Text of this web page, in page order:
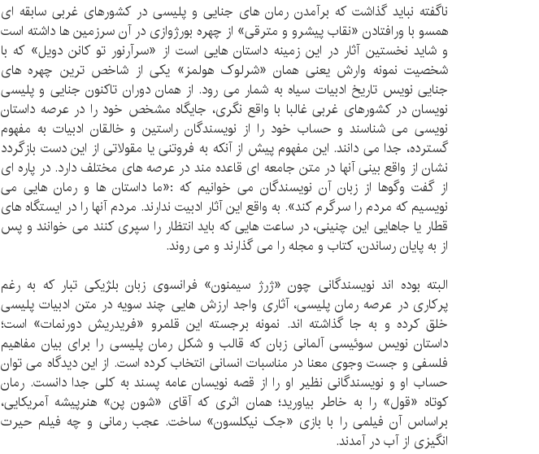
ناگفته نباید گذاشت که برآمدن رمان های جنایی و پلیسی در کشورهای غربی سابقه ای
همسو با ورافتادن «نقاب پیشرو و مترقی» از چهره بورژوازی در آن سرزمین ها داشته است
و شاید نخستین آثار در این زمینه داستان هایی است از «سرآرنور تو کانن دویل» که با
شخصیت نمونه وارش یعنی همان «شرلوک هولمز» یکی از شاخص ترین چهره های
جنایی نویس تاریخ ادبیات سیاه به شمار می رود. از همان دوران تاکنون جنایی و پلیسی
نویسان در کشورهای غربی غالبا با واقع نگری، جایگاه مشخص خود را در عرصه داستان
نویسی می شناسند و حساب خود را از نویسندگان راستین و خالقان ادبیات به مفهوم
گسترده، جدا می دانند. این مفهوم پیش از آنکه به فروتنی یا مقولاتی از این دست بازگردد
نشان از واقع بینی آنها در متن جامعه ای قاعده مند در عرصه های مختلف دارد. در پاره ای
از گفت وگوها از زبان آن نویسندگان می خوانیم که :«ما داستان ها و رمان هایی می
نویسیم که مردم را سرگرم کند». به واقع این آثار ادبیت ندارند. مردم آنها را در ایستگاه های
قطار یا جاهایی این چنینی، در ساعت هایی که باید انتظار را سپری کنند می خوانند و پس
از به پایان رساندن، کتاب و مجله را می گذارند و می روند.
البته بوده اند نویسندگانی چون «ژرژ سیمنون» فرانسوی زبان بلژیکی تبار که به رغم
پرکاری در عرصه رمان پلیسی، آثاری واجد ارزش هایی چند سویه در متن ادبیات پلیسی
خلق کرده و به جا گذاشته اند. نمونه برجسته این قلمرو «فریدریش دورنمات» است؛
داستان نویس سوئیسی آلمانی زبان که قالب و شکل رمان پلیسی را برای بیان مفاهیم
فلسفی و جست وجوی معنا در مناسبات انسانی انتخاب کرده است. از این دیدگاه می توان
حساب او و نویسندگانی نظیر او را از قصه نویسان عامه پسند به کلی جدا دانست. رمان
کوتاه «قول» را به خاطر بیاورید؛ همان اثری که آقای «شون پن» هنرپیشه آمریکایی،
براساس آن فیلمی را با بازی «جک نیکلسون» ساخت. عجب رمانی و چه فیلم حیرت
انگیزی از آب در آمدند.